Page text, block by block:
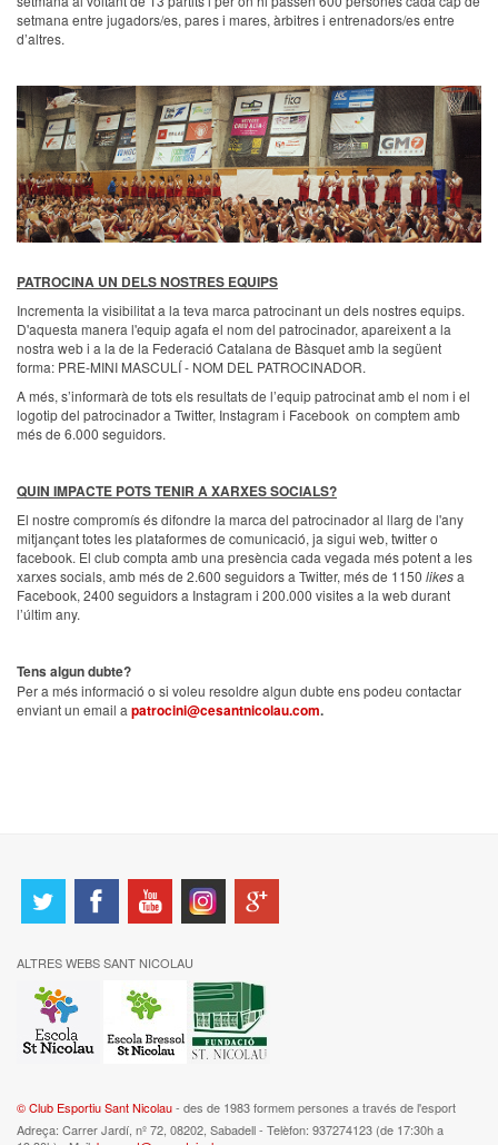
setmana entre jugadors/es, pares i mares, àrbitres i entrenadors/es entre
d’altres.
PATROCINA UN DELS NOSTRES EQUIPS
Incrementa la visibilitat a la teva marca patrocinant un dels nostres equips.
D'aquesta manera l'equip agafa el nom del patrocinador, apareixent a la
nostra web i a la de la Federació Catalana de Bàsquet amb la següent
forma: PRE-MINI MASCULÍ - NOM DEL PATROCINADOR.
A més, s’informarà de tots els resultats de l’equip patrocinat amb el nom i el
logotip del patrocinador a Twitter, Instagram i Facebook on comptem amb
més de 6.000 seguidors.
QUIN IMPACTE POTS TENIR A XARXES SOCIALS?
El nostre compromís és difondre la marca del patrocinador al llarg de l'any
mitjançant totes les plataformes de comunicació, ja sigui web, twitter o
facebook. El club compta amb una presència cada vegada més potent a les
xarxes socials, amb més de 2.600 seguidors a Twitter, més de 1150 likesa
Facebook, 2400 seguidors a Instagram i 200.000 visites a la web durant
l’últim any.
Tens algun dubte?
Per a més informació o si voleu resoldre algun dubte ens podeu contactar
enviant un email a patrocini@cesantnicolau.com.
ALTRES WEBS SANT NICOLAU
© Club Esportiu Sant Nicolau- des de 1983 formem persones a través de l'esport
Adreça: Carrer Jardí, nº 72, 08202, Sabadell - Telèfon: 937274123 (de 17:30h a